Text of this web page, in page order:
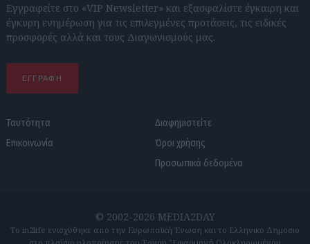
Εγγραφείτε στο «VIP Newsletter» και εξασφαλίστε έγκαιρη και
έγκυρη ενημέρωση για τις επιλεγμένες προτάσεις, τις ειδικές
προσφορές αλλά και τους Διαγωνισμούς μας.
ΕΓΓΡΑΦΗ
Ταυτότητα
Επικοινωνία
Διαφημιστείτε
Όροι χρήσης
Προσωπικά δεδομένα
© 2002-2026 MEDIA2DAY
Το in2life ενισχύθηκε από την Ευρωπαϊκή Ένωση και το Ελληνικό Δημόσιο